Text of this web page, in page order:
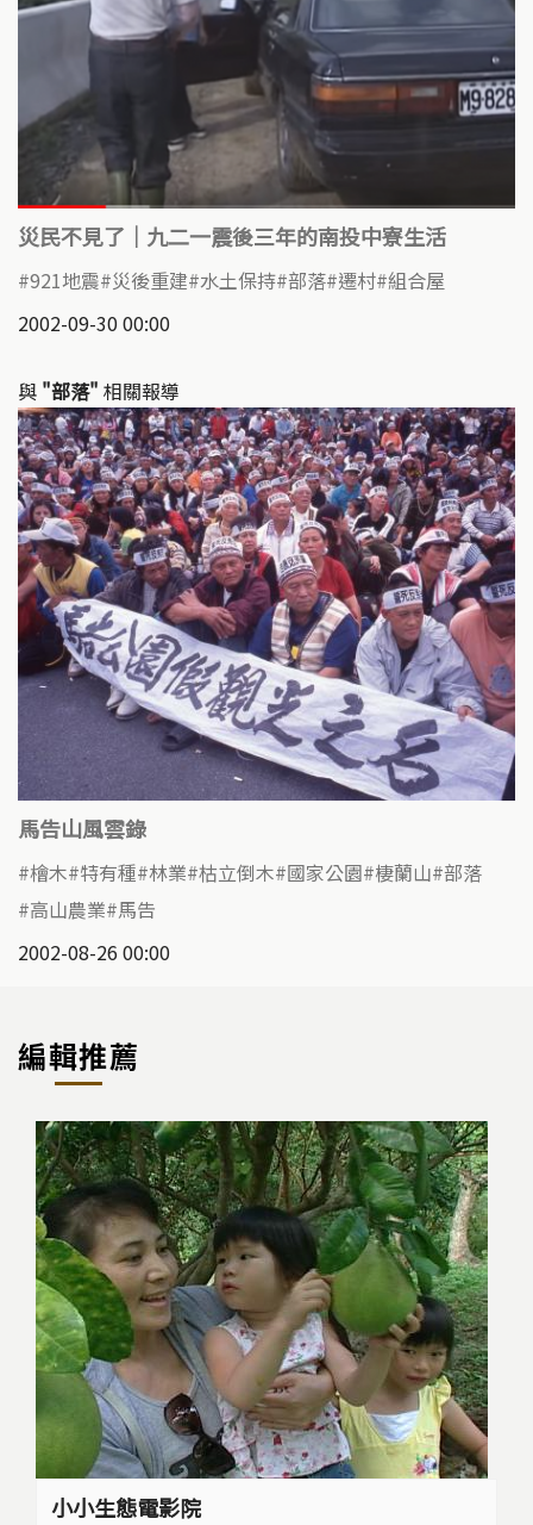
災民不見了｜九二一震後三年的南投中寮生活
921地震 災後重建 水土保持 部落 遷村 組合屋
2002-09-30 00:00
與 "部落" 相關報導
馬告山風雲錄
檜木 特有種 林業 枯立倒木 國家公園 棲蘭山 部落
高山農業 馬告
2002-08-26 00:00
編輯推薦
小小生態電影院